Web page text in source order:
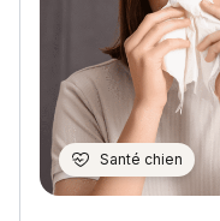
Santé chien